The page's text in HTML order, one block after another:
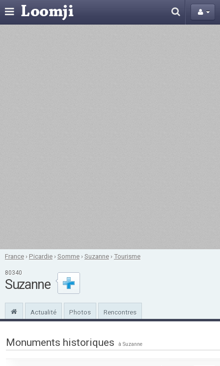
France ›Picardie ›Somme ›Suzanne ›Tourisme
80340
Suzanne
Actualité Photos Rencontres
Monuments historiques à Suzanne